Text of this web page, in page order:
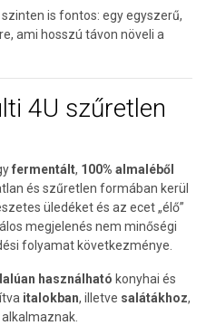
is fontos: egy egyszerű,
ami hosszú távon növeli a
4U szűretlen
fermentált, 100% almaléből
és szűretlen formában kerül
üledéket és az ecet „élő”
megjelenés nem minőségi
folyamat következménye.
használható konyhai és
italokban, illetve salátákhoz,